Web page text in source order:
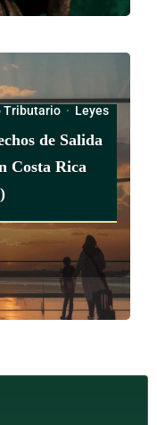
y la Familia se
único de la ley
N° 9677 del 26 de
a todo el personal
en que haya
artículo 16 al
Tributario · Leyes
de Salida
Costa Rica